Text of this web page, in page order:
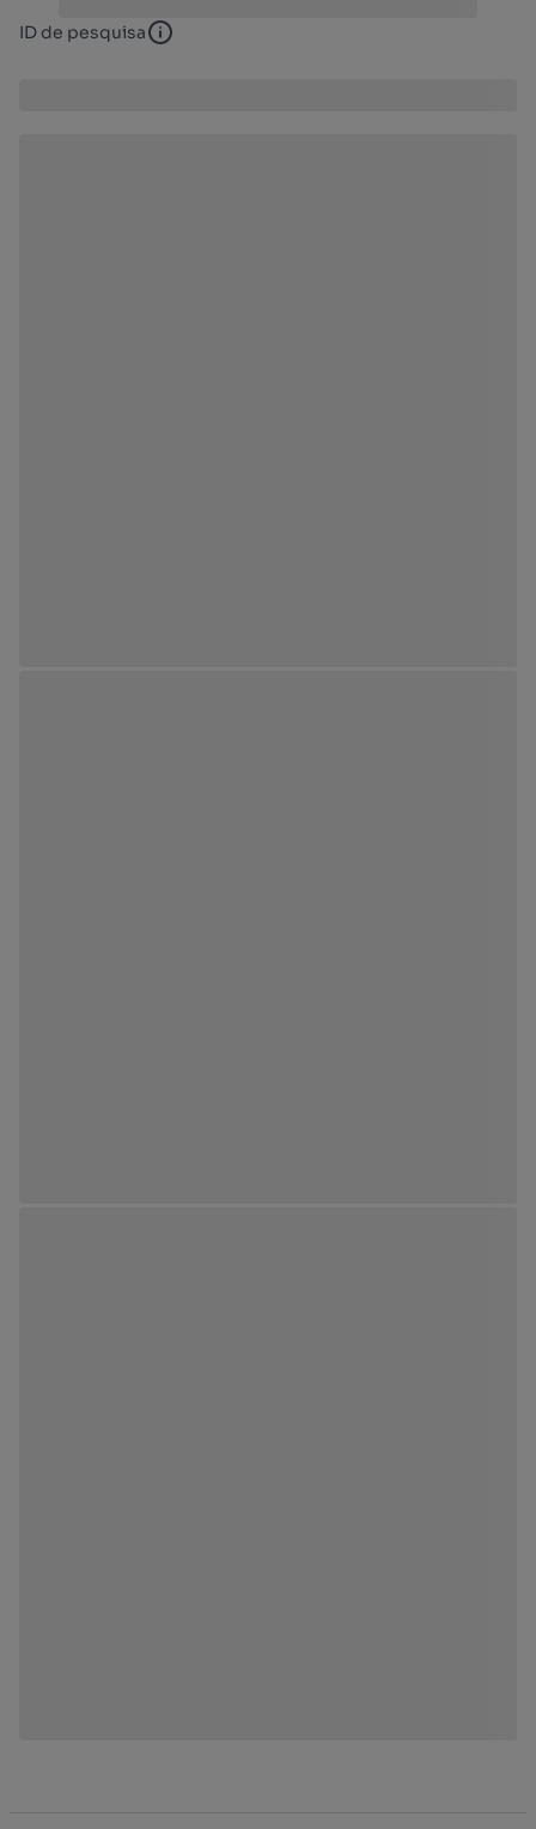
ID de pesquisa ID de pesquisa